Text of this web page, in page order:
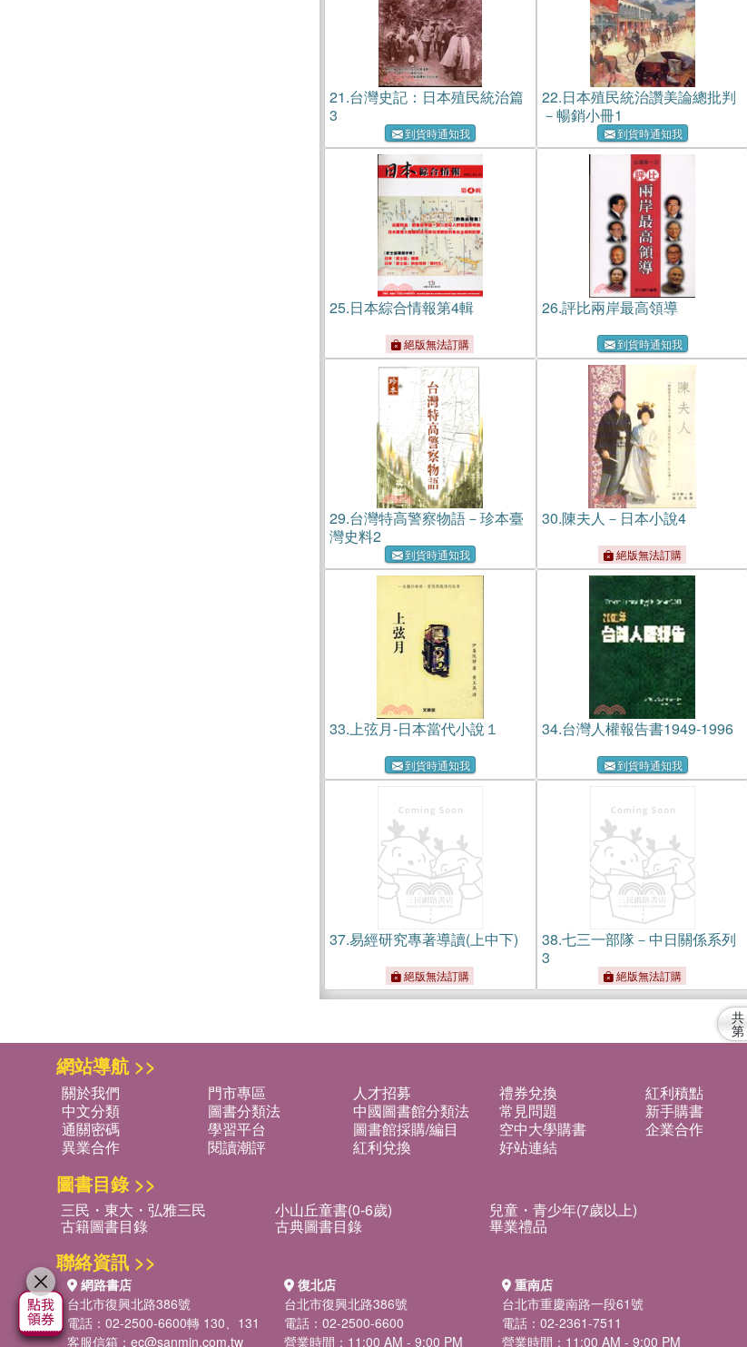
21.台灣史記：日本殖民統治篇
3
到貨時通知我
22.日本殖民統治讚美論總批判
－暢銷小冊1
到貨時通知我
25.日本綜合情報第4輯
絕版無法訂購
26.評比兩岸最高領導
到貨時通知我
29.台灣特高警察物語－珍本臺
灣史料2
到貨時通知我
30.陳夫人－日本小說4
絕版無法訂購
33.上弦月-日本當代小說１
到貨時通知我
34.台灣人權報告書1949-1996
到貨時通知我
37.易經研究專著導讀(上中下)
絕版無法訂購
38.七三一部隊－中日關係系列
3
絕版無法訂購
共
第
網站導航 >>
關於我們 門市專區 人才招募 禮券兌換
紅利積點
中文分類
圖書分類法 中國圖書館分類法 常見問題
新手購書
通關密碼
學習平台 圖書館採購/編目 空中大學購書
企業合作
異業合作
閱讀潮評 紅利兌換 好站連結
圖書目錄 >>
三民・東大・弘雅三民 小山丘童書(0-6歲) 兒童・青少年(7歲以上)
古籍圖書目錄 古典圖書目錄 畢業禮品
聯絡資訊 >>
網路書店
台北市復興北路386號
電話：02-2500-6600轉 130、131
客服信箱： ec@sanmin.com.tw
復北店
台北市復興北路386號
電話：02-2500-6600
營業時間：11:00 AM - 9:00 PM
重南店
台北市重慶南路一段61號
電話：02-2361-7511
營業時間：11:00 AM - 9:00 PM